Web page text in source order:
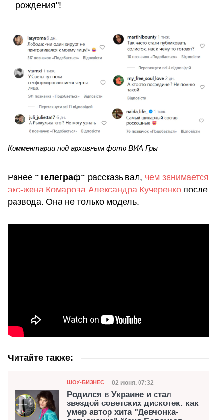
рождения"!
Комментарии под архивным фото ВИА Гры
Ранее "Телеграф" рассказывал, чем занимается
экс-жена Комарова Александра Кучеренко после
развода. Она не только модель.
Читайте также:
Категория
ШОУ-БИЗНЕС Дата публикации
02 июня, 07:32
Родился в Украине и стал
звездой советских дискотек: как
умер автор хита "Девчонка-